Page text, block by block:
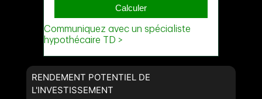
RENDEMENT POTENTIEL DE
L'INVESTISSEMENT